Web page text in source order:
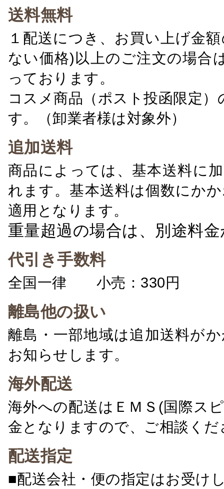
送料無料
１配送につき、お買い上げ金
ない価格)以上のご注文の場合
っております。
コスメ商品（ポスト投函限定
す。（卸業者様は対象外）
追加送料
商品によっては、基本送料に
れます。基本送料は個数にか
適用となります。
重量超過の場合は、別途料
代引き手数料
全国一律 小売：330円 卸
離島他の扱い
離島・一部地域は追加送料が
お知らせします。
海外配送
海外への配送はＥＭＳ(国際ス
金となりますので、ご相談くだ
配送指定
■配送会社・便の指定はお受け